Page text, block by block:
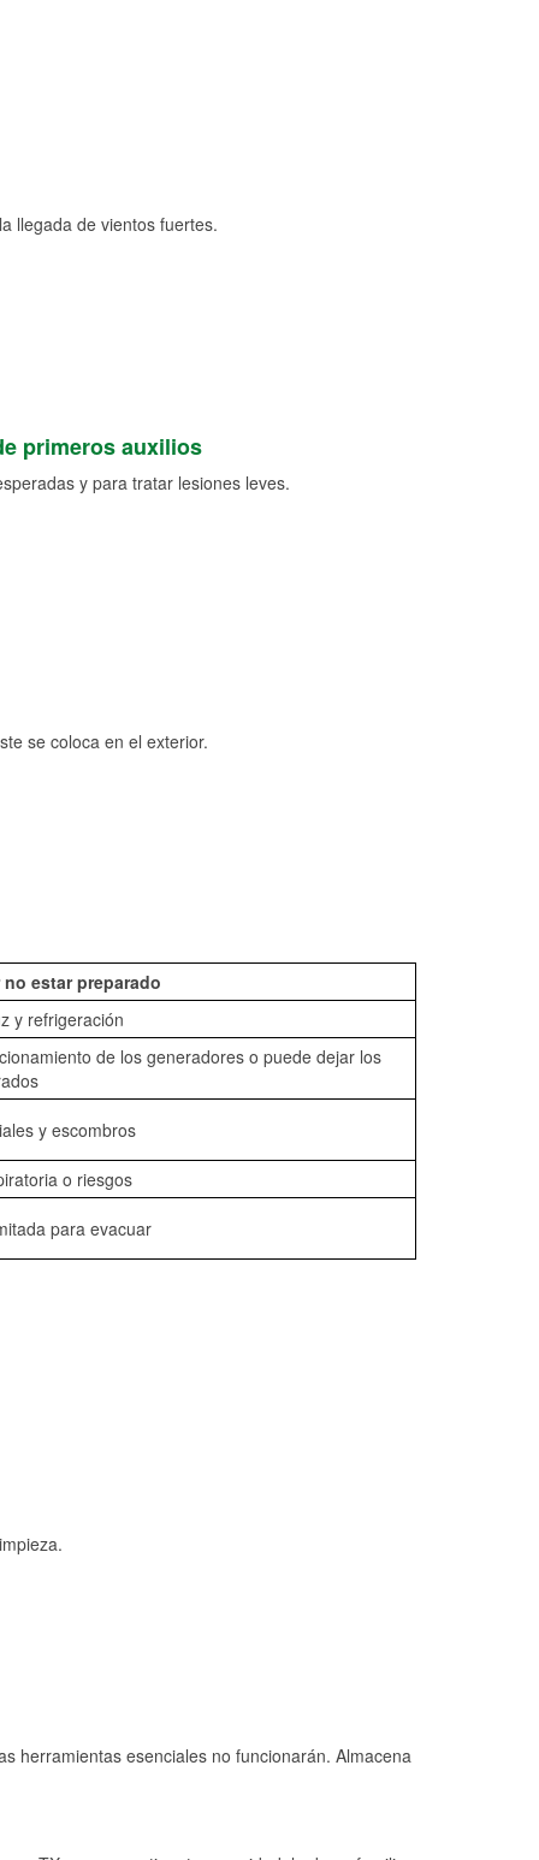
llegada de vientos fuertes.
primeros auxilios
y para tratar lesiones leves.
se coloca en el exterior.
estar preparado
y refrigeración
de los generadores o puede dejar los
y escombros
o riesgos
para evacuar
herramientas esenciales no funcionarán. Almacena